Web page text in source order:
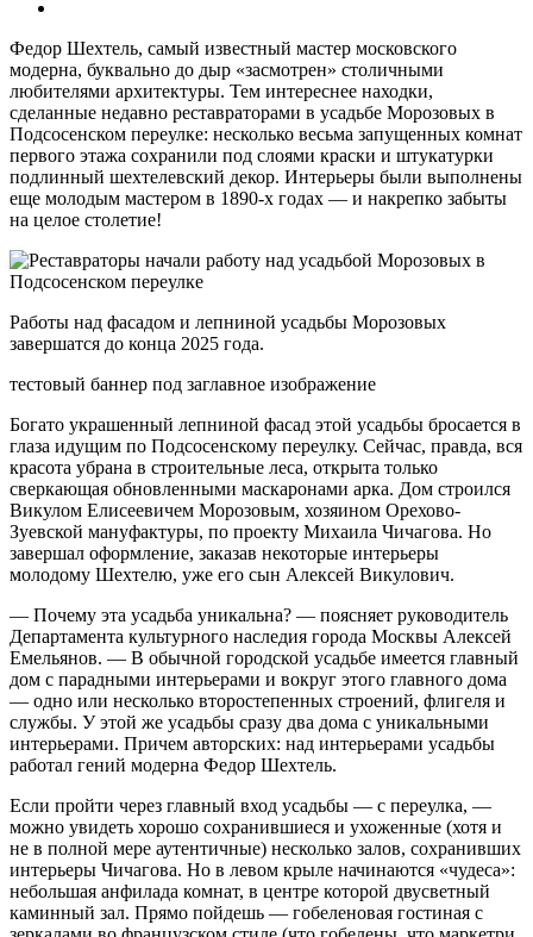
Федор Шехтель, самый известный мастер московского
модерна, буквально до дыр «засмотрен» столичными
любителями архитектуры. Тем интереснее находки,
сделанные недавно реставраторами в усадьбе Морозовых в
Подсосенском переулке: несколько весьма запущенных комнат
первого этажа сохранили под слоями краски и штукатурки
подлинный шехтелевский декор. Интерьеры были выполнены
еще молодым мастером в 1890-х годах — и накрепко забыты
на целое столетие!
Работы над фасадом и лепниной усадьбы Морозовых
завершатся до конца 2025 года.
тестовый баннер под заглавное изображение
Богато украшенный лепниной фасад этой усадьбы бросается в
глаза идущим по Подсосенскому переулку. Сейчас, правда, вся
красота убрана в строительные леса, открыта только
сверкающая обновленными маскаронами арка. Дом строился
Викулом Елисеевичем Морозовым, хозяином Орехово-
Зуевской мануфактуры, по проекту Михаила Чичагова. Но
завершал оформление, заказав некоторые интерьеры
молодому Шехтелю, уже его сын Алексей Викулович.
— Почему эта усадьба уникальна? — поясняет руководитель
Департамента культурного наследия города Москвы Алексей
Емельянов. — В обычной городской усадьбе имеется главный
дом с парадными интерьерами и вокруг этого главного дома
— одно или несколько второстепенных строений, флигеля и
службы. У этой же усадьбы сразу два дома с уникальными
интерьерами. Причем авторских: над интерьерами усадьбы
работал гений модерна Федор Шехтель.
Если пройти через главный вход усадьбы — с переулка, —
можно увидеть хорошо сохранившиеся и ухоженные (хотя и
не в полной мере аутентичные) несколько залов, сохранивших
интерьеры Чичагова. Но в левом крыле начинаются «чудеса»:
небольшая анфилада комнат, в центре которой двусветный
каминный зал. Прямо пойдешь — гобеленовая гостиная с